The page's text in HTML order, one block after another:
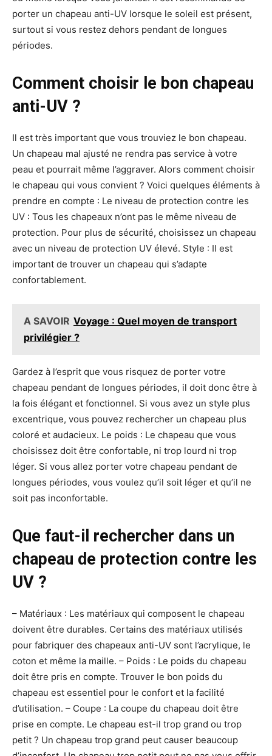
porter un chapeau anti-UV lorsque le soleil est présent,
surtout si vous restez dehors pendant de longues
périodes.
Comment choisir le bon chapeau
anti-UV ?
Il est très important que vous trouviez le bon chapeau.
Un chapeau mal ajusté ne rendra pas service à votre
peau et pourrait même l’aggraver. Alors comment choisir
le chapeau qui vous convient ? Voici quelques éléments à
prendre en compte : Le niveau de protection contre les
UV : Tous les chapeaux n’ont pas le même niveau de
protection. Pour plus de sécurité, choisissez un chapeau
avec un niveau de protection UV élevé. Style : Il est
important de trouver un chapeau qui s’adapte
confortablement.
A SAVOIR Voyage : Quel moyen de transport
privilégier ?
Gardez à l’esprit que vous risquez de porter votre
chapeau pendant de longues périodes, il doit donc être à
la fois élégant et fonctionnel. Si vous avez un style plus
excentrique, vous pouvez rechercher un chapeau plus
coloré et audacieux. Le poids : Le chapeau que vous
choisissez doit être confortable, ni trop lourd ni trop
léger. Si vous allez porter votre chapeau pendant de
longues périodes, vous voulez qu’il soit léger et qu’il ne
soit pas inconfortable.
Que faut-il rechercher dans un
chapeau de protection contre les
UV ?
– Matériaux : Les matériaux qui composent le chapeau
doivent être durables. Certains des matériaux utilisés
pour fabriquer des chapeaux anti-UV sont l’acrylique, le
coton et même la maille. – Poids : Le poids du chapeau
doit être pris en compte. Trouver le bon poids du
chapeau est essentiel pour le confort et la facilité
d’utilisation. – Coupe : La coupe du chapeau doit être
prise en compte. Le chapeau est-il trop grand ou trop
petit ? Un chapeau trop grand peut causer beaucoup